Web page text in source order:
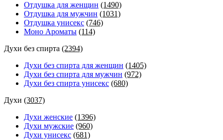
Отдушка для женщин (1490)
Отдушка для мужчин (1031)
Отдушка унисекс (746)
Моно Ароматы (114)
Духи без спирта (2394)
Духи без спирта для женщин (1405)
Духи без спирта для мужчин (972)
Духи без спирта унисекс (680)
Духи (3037)
Духи женские (1396)
Духи мужские (960)
Духи унисекс (681)